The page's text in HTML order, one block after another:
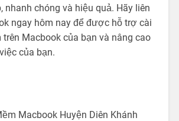
nhanh chóng và hiệu quả. Hãy liên
ngay hôm nay để được hỗ trợ cài
Macbook của bạn và nâng cao
của bạn.
Macbook Huyện Diên Khánh